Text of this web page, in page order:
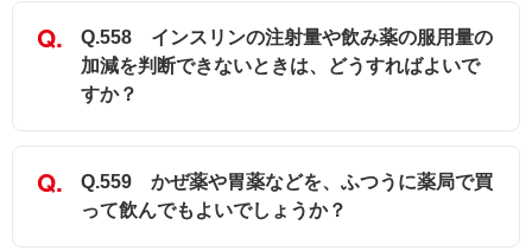
Q.558 インスリンの注射量や飲み薬の服用量の
加減を判断できないときは、どうすればよいで
すか？
Q.559 かぜ薬や胃薬などを、ふつうに薬局で買
って飲んでもよいでしょうか？